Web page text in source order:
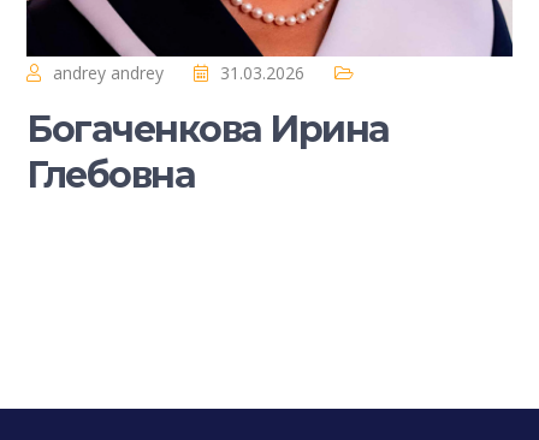
andrey andrey 31.03.2026
Богаченкова Ирина
Глебовна